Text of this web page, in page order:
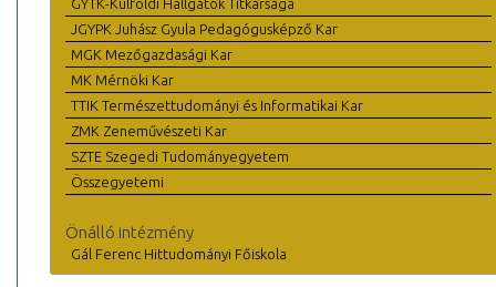
GYTK-Külföldi Hallgatók Titkársága
JGYPK Juhász Gyula Pedagógusképző Kar
MGK Mezőgazdasági Kar
MK Mérnöki Kar
TTIK Természettudományi és Informatikai Kar
ZMK Zeneművészeti Kar
SZTE Szegedi Tudományegyetem
Összegyetemi
Önálló intézmény
Gál Ferenc Hittudományi Főiskola